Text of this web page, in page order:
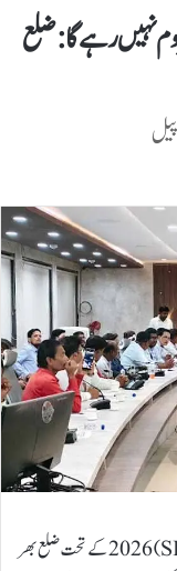
نہیں رہے گا: ضلع
ناندیڑ: 7 جولائی(نمائندہ اعتبار) خصوصی جامع نظرِ ثانی (SIR) 2026 کے تحت ضلع بھر